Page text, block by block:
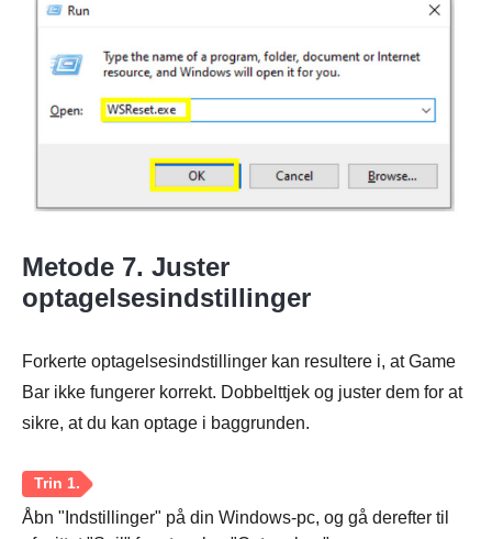
Trin 1.
Metode 7. Juster
optagelsesindstillinger
Forkerte optagelsesindstillinger kan resultere i, at Game
Bar ikke fungerer korrekt. Dobbelttjek og juster dem for at
sikre, at du kan optage i baggrunden.
Åbn "Indstillinger" på din Windows-pc, og gå derefter til